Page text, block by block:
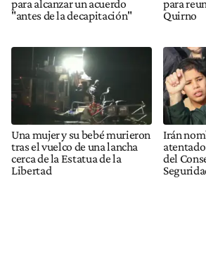
para alcanzar un acuerdo
"antes de la decapitación"
para
Quirno
Una mujer y su bebé murieron
tras el vuelco de una lancha
cerca de la Estatua de la
Libertad
Irán
del